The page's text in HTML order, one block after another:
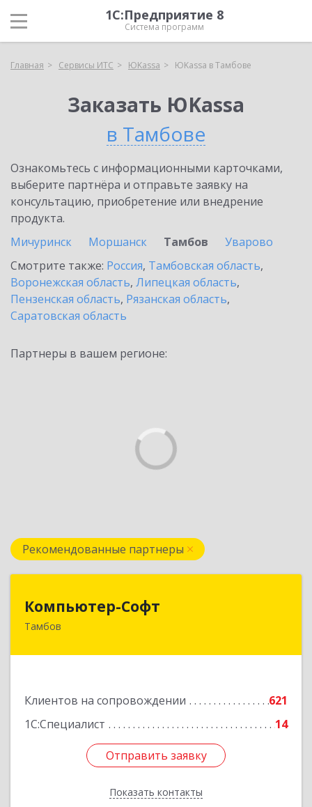
1С:Предприятие 8
Система программ
Главная Сервисы ИТС ЮKassa ЮKassa в Тамбове
Заказать ЮKassa
в Тамбове
Ознакомьтесь с информационными карточками,
выберите партнёра и отправьте заявку на
консультацию, приобретение или внедрение
продукта.
Мичуринск
Моршанск Тамбов
Уварово
Смотрите также: Россия, Тамбовская область,
Воронежская область, Липецкая область,
Пензенская область, Рязанская область,
Саратовская область
Партнеры в вашем регионе:
Рекомендованные партнеры
Компьютер-Софт
Тамбов
Клиентов на сопровождении
621
1С:Специалист
14
Отправить заявку
Показать контакты
392000, Тамбовская обл, Тамбов г, Советская
Отправить заявку
Назад